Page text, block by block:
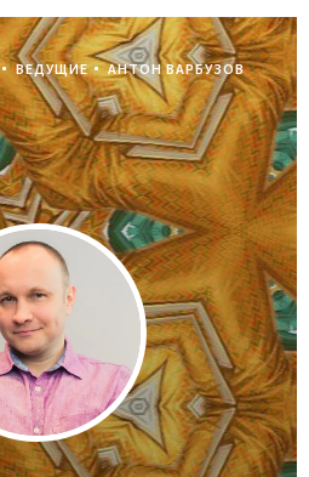
ВЕДУЩИЕ АНТОН ВАРБУЗОВ